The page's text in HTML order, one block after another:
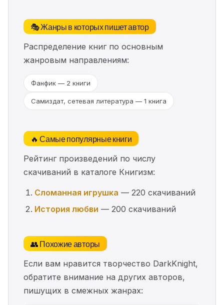
🎭 Жанры в которых пишет автор
Распределение книг по основным
жанровым направлениям:
Фанфик — 2 книги
Самиздат, сетевая литература — 1 книга
🔥 Самые популярные книги
Рейтинг произведений по числу
скачиваний в каталоге Книгизм:
Сломанная игрушка — 220 скачиваний
История любви — 200 скачиваний
👥 Похожие авторы
Если вам нравится творчество DarkKnight,
обратите внимание на других авторов,
пишущих в смежных жанрах: